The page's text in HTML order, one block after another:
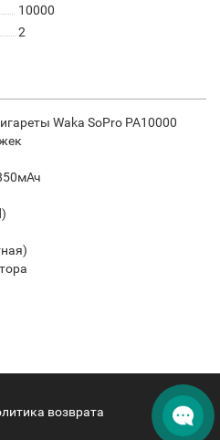
10000
2
Waka SoPro PA10000
возврата